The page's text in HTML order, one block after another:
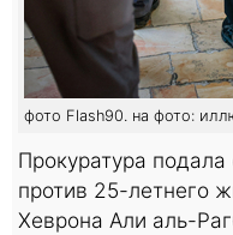
фото Flash90. на фото:
Прокуратура
против 25-летнего
Хеврона Али аль-